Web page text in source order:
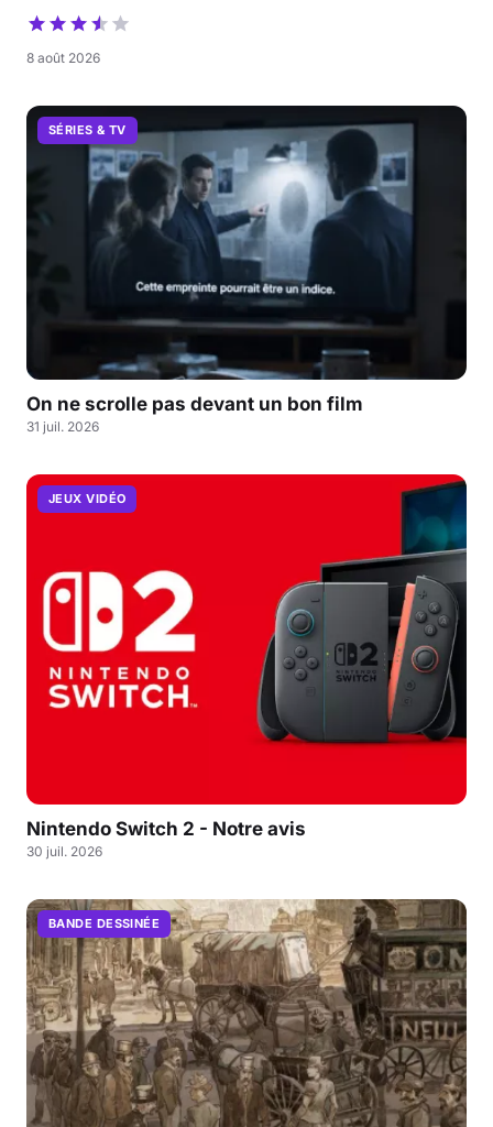
8 août 2026
SÉRIES & TV
On ne scrolle pas devant un bon film
31 juil. 2026
JEUX VIDÉO
Nintendo Switch 2 - Notre avis
30 juil. 2026
BANDE DESSINÉE